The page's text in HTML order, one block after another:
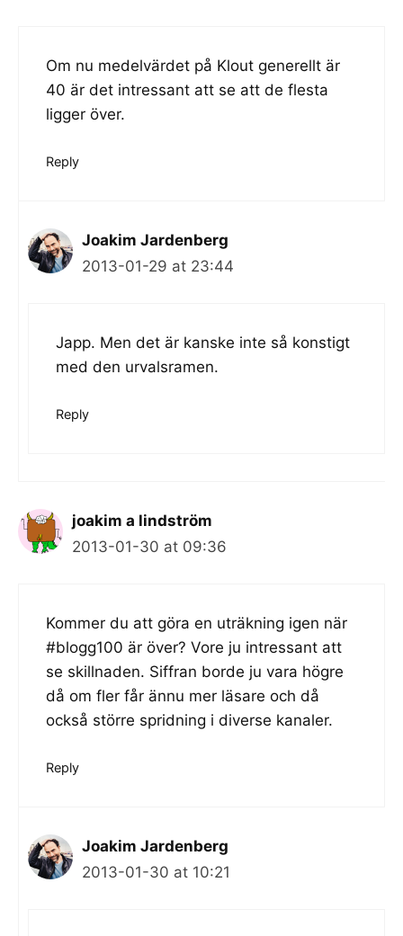
Om nu medelvärdet på Klout generellt är
40 är det intressant att se att de flesta
ligger över.
Reply
Joakim Jardenberg
2013-01-29 at 23:44
Japp. Men det är kanske inte så konstigt
med den urvalsramen.
Reply
joakim a lindström
2013-01-30 at 09:36
Kommer du att göra en uträkning igen när
#blogg100 är över? Vore ju intressant att
se skillnaden. Siffran borde ju vara högre
då om fler får ännu mer läsare och då
också större spridning i diverse kanaler.
Reply
Joakim Jardenberg
2013-01-30 at 10:21